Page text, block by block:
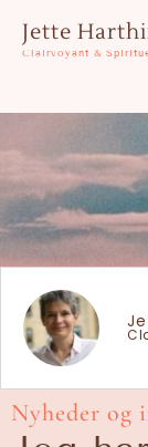
indholdet
Jette
Clairvoyant &
Nyheder og